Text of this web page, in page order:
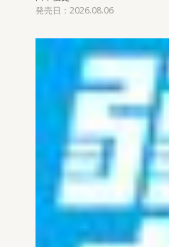
発売日：2026.08.06